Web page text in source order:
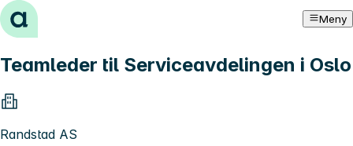
Hopp til innhold Meny
Teamleder til Serviceavdelingen i Oslo
Randstad AS